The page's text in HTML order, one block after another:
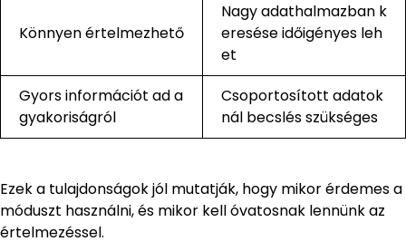
Könnyen értelmezhető
Nagy adathalmazban k
eresése időigényes leh
et
Gyors információt ad a
gyakoriságról
Csoportosított adatok
nál becslés szükséges
Ezek a tulajdonságok jól mutatják, hogy mikor érdemes a
móduszt használni, és mikor kell óvatosnak lennünk az
értelmezéssel.